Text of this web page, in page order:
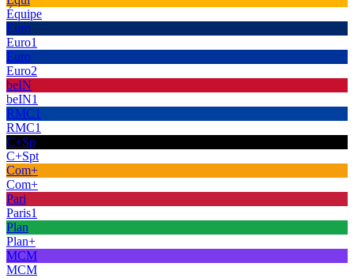
Équipe
Euro
Euro1
Euro
Euro2
beIN
beIN1
RMC1
RMC1
C+Sp
C+Spt
Com+
Com+
Pari
Paris1
Plan
Plan+
MCM
MCM